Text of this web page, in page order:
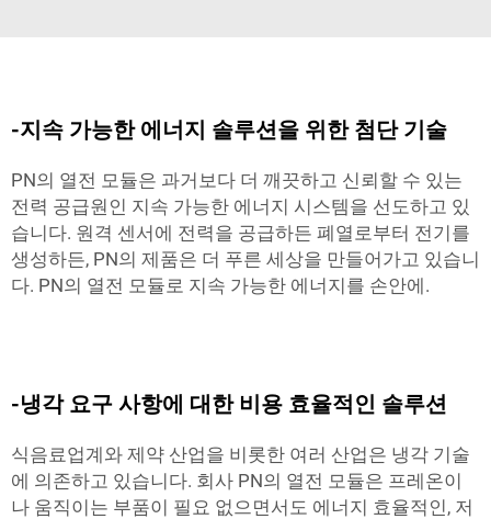
-지속 가능한 에너지 솔루션을 위한 첨단 기술
PN의 열전 모듈은 과거보다 더 깨끗하고 신뢰할 수 있는
전력 공급원인 지속 가능한 에너지 시스템을 선도하고 있
습니다. 원격 센서에 전력을 공급하든 폐열로부터 전기를
생성하든, PN의 제품은 더 푸른 세상을 만들어가고 있습니
다. PN의 열전 모듈로 지속 가능한 에너지를 손안에.
-냉각 요구 사항에 대한 비용 효율적인 솔루션
식음료업계와 제약 산업을 비롯한 여러 산업은 냉각 기술
에 의존하고 있습니다. 회사 PN의 열전 모듈은 프레온이
나 움직이는 부품이 필요 없으면서도 에너지 효율적인, 저